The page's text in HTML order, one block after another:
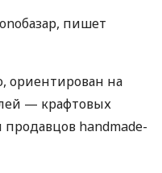
пишет
ориентирован на
— крафтовых
handmade-